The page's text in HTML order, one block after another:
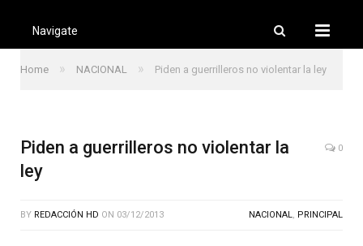
Navigate
Home » NACIONAL » Piden a guerrilleros no violentar la ley
Piden a guerrilleros no violentar la
ley
0
BY REDACCIÓN HD ON 03/12/2013 NACIONAL, PRINCIPAL